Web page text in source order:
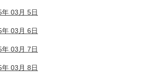
年 03月 5日
年 03月 6日
年 03月 7日
年 03月 8日